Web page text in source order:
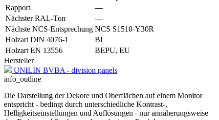
Rapport
—
Nächster RAL-Ton
—
Nächste NCS-Entsprechung NCS S1510-Y30R
Holzart DIN 4076-1
BI
Holzart EN 13556
BEPU, EU
Hersteller
UNILIN BVBA - division panels
info_outline
Die Darstellung der Dekore und Oberflächen auf einem Monitor
entspricht - bedingt durch unterschiedliche Kontrast-,
Helligkeitseinstellungen und Auflösungen - nur annäherungsweise